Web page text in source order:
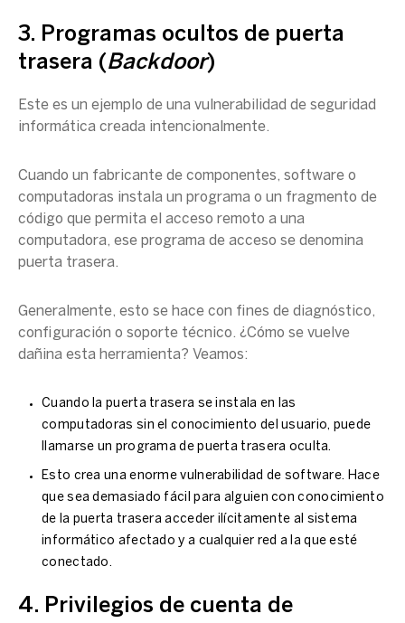
3. Programas ocultos de puerta
trasera (Backdoor)
Este es un ejemplo de una vulnerabilidad de seguridad
informática creada intencionalmente.
Cuando un fabricante de componentes, software o
computadoras instala un programa o un fragmento de
código que permita el acceso remoto a una
computadora, ese programa de acceso se denomina
puerta trasera.
Generalmente, esto se hace con fines de diagnóstico,
configuración o soporte técnico. ¿Cómo se vuelve
dañina esta herramienta? Veamos:
Cuando la puerta trasera se instala en las
computadoras sin el conocimiento del usuario, puede
llamarse un programa de puerta trasera oculta.
Esto crea una enorme vulnerabilidad de software. Hace
que sea demasiado fácil para alguien con conocimiento
de la puerta trasera acceder ilícitamente al sistema
informático afectado y a cualquier red a la que esté
conectado.
4. Privilegios de cuenta de